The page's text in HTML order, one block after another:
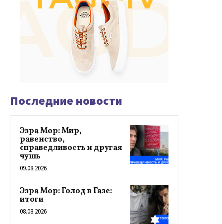
Последние новости
Эзра Мор: Мир,
равенство,
справедливость и другая
чушь
09.08.2026
Эзра Мор: Голод в Газе:
итоги
08.08.2026